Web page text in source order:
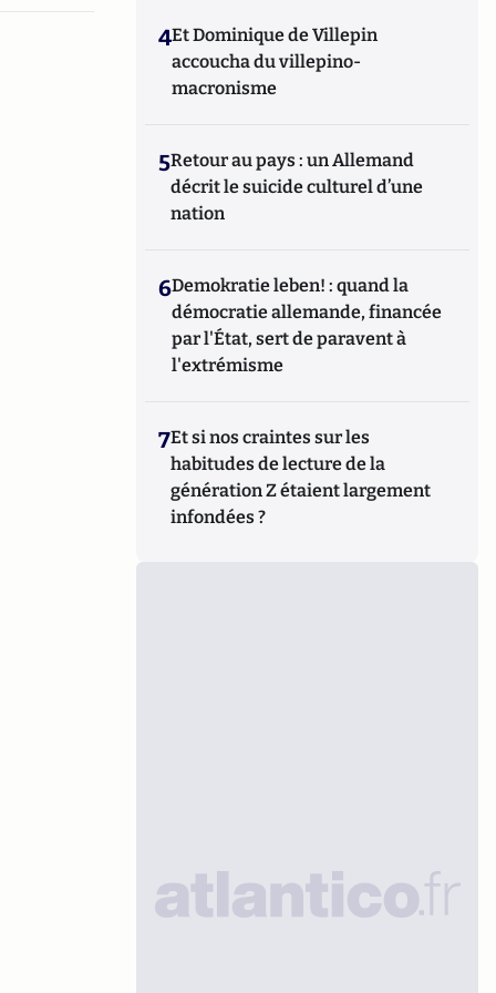
4Et Dominique de Villepin
accoucha du villepino-
macronisme
5Retour au pays : un Allemand
décrit le suicide culturel d’une
nation
6Demokratie leben! : quand la
démocratie allemande, financée
par l'État, sert de paravent à
l'extrémisme
7Et si nos craintes sur les
habitudes de lecture de la
génération Z étaient largement
infondées ?